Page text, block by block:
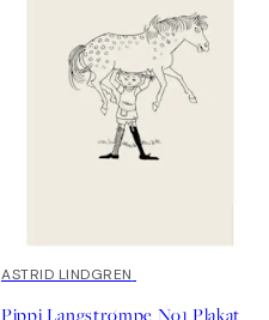
50%*
ASTRID LINDGREN
Pippi Langstrømpe No1 Plakat